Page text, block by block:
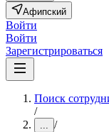
Афипский
Войти
Войти
Зарегистрироваться
Поиск
/
... /